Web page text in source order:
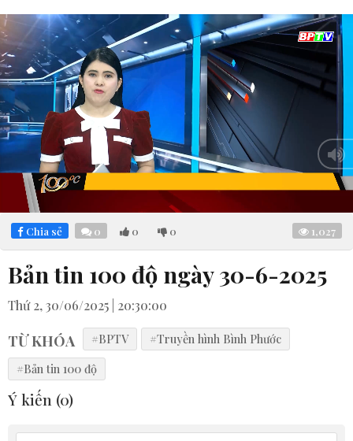
5.58%
Chia sẻ 0 0 0 1,027
Bản tin 100 độ ngày 30-6-2025
Thứ 2, 30/06/2025 | 20:30:00
TỪ KHÓA #BPTV
#Truyền hình Bình Phước
#Bản tin 100 độ
Ý kiến (0)